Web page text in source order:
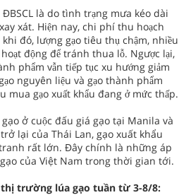
là do tình trạng mưa kéo dài
xát. Hiện nay, chi phí thu hoạch
đó, lượng gạo tiêu thụ chậm, nhiều
động để tránh thua lỗ. Ngược lại,
phẩm vẫn tiếp tục xu hướng giảm
nguyên liệu và gạo thành phẩm
mua gạo xuất khẩu đang ở mức thấp.
ở cuộc đấu giá gạo tại Manila và
lại của Thái Lan, gạo xuất khẩu
rất lớn. Đây chính là những áp
của Việt Nam trong thời gian tới.
trường lúa gạo tuần từ 3-8/8: